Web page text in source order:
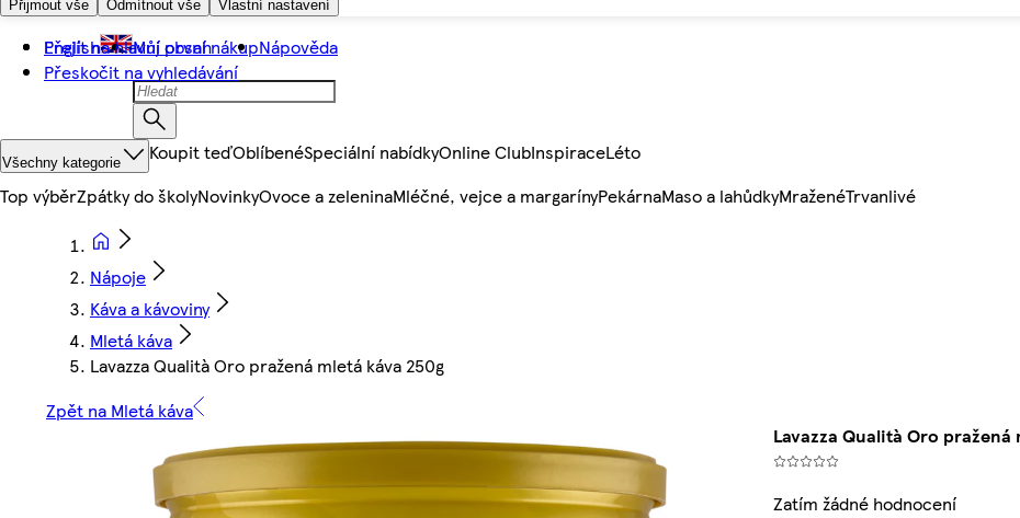
Přijmout vše Odmítnout vše Vlastní nastavení
Přejít na hlavní obsah
Přeskočit na vyhledávání
English Můj první nákupNápověda
Všechny kategorie Koupit teďOblíbenéSpeciální nabídkyOnline ClubInspiraceLéto
Top výběrZpátky do školyNovinkyOvoce a zeleninaMléčné, vejce a margarínyPekárnaMaso a lahůdkyMraženéTrvanlivé
Nápoje
Káva a kávoviny
Mletá káva
Lavazza Qualità Oro pražená mletá káva 250g
Zpět na Mletá káva
Lavazza Qualità Oro pražená
Zatím žádné hodnocení